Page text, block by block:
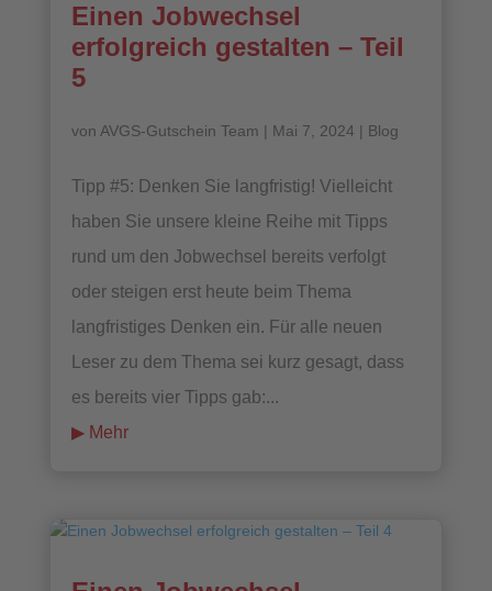
Einen Jobwechsel
erfolgreich gestalten – Teil
5
von AVGS-Gutschein Team | Mai 7, 2024 | Blog
Tipp #5: Denken Sie langfristig! Vielleicht
haben Sie unsere kleine Reihe mit Tipps
rund um den Jobwechsel bereits verfolgt
oder steigen erst heute beim Thema
langfristiges Denken ein. Für alle neuen
Leser zu dem Thema sei kurz gesagt, dass
es bereits vier Tipps gab:...
mehr lesen